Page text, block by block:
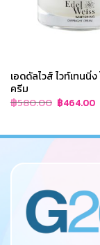
เอดดัลไวส์ ไวท์เทนนิ่ง
ครีม
฿580.00 Original
price
฿464.00